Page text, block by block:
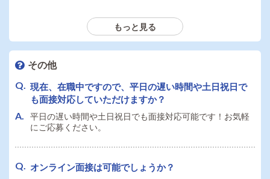
車・バイク・自転車等での通勤は可能でしょうか？駐
車場はありますか？
車・バイク・自転車等での通勤は可能です。駐車場も御座
います。
業務を通して身につくスキルはありますか？
多々あると思います。是非体感してみて下さい。
もっと見る
その他
現在、在職中ですので、平日の遅い時間や土日祝日で
も面接対応していただけますか？
平日の遅い時間や土日祝日でも面接対応可能です！お気軽
にご応募ください。
オンライン面接は可能でしょうか？